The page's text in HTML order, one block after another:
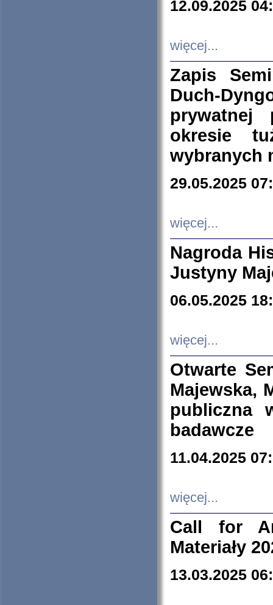
12.09.2025
więcej...
Zapis
Duch-
prywatnej
okresie
wybranych
29.05.2025
więcej...
Nagroda
Justyny
06.05.2025
więcej...
Otwarte
Majewska,
publiczna
badawcze
11.04.2025
więcej...
Call for
Materiały
13.03.2025